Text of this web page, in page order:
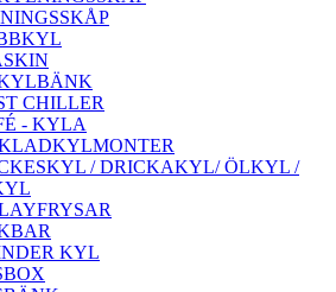
CHILLER
- KYLA
/ DRICKAKYL/ ÖLKYL /
KYL